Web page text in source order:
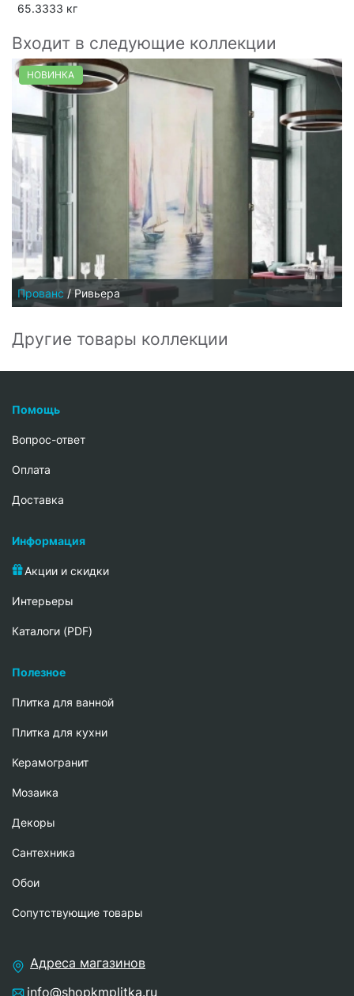
65.3333 кг
Входит в следующие коллекции
НОВИНКА
Прованс / Ривьера
Другие товары коллекции
Помощь
Вопрос-ответ
Oплата
Доставка
Информация
Акции и скидки
Интерьеры
Каталоги (PDF)
Полезное
Плитка для ванной
Плитка для кухни
Керамогранит
Мозаика
Декоры
Сантехника
Обои
Сопутствующие товары
Адреса магазинов
info@shopkmplitka.ru